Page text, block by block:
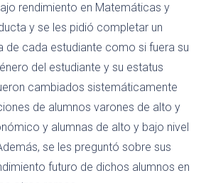
rendimiento en Matemáticas y
y se les pidió completar un
de cada estudiante como si fuera su
del estudiante y su estatus
cambiados sistemáticamente
de alumnos varones de alto y
y alumnas de alto y bajo nivel
se les preguntó sobre sus
futuro de dichos alumnos en